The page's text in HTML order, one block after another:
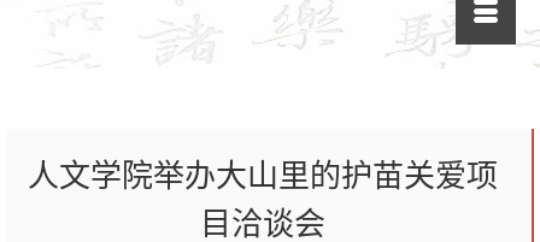
人文学院举办大山里的护苗关爱项
目洽谈会